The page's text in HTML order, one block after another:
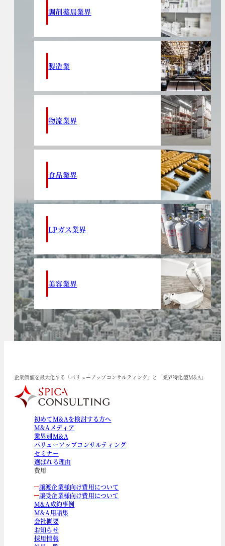
調剤薬局業界
製造業
物流業界
食品業界
LPガス業界
美容業界
企業価値を最大化する「バリューアップコンサルティング」と「業界特化型M&A」
初めてM&Aを検討する方へ
M&Aメディア
業界別M&A
バリューアップコンサルティング
セミナー
選ばれる理由
費用
譲渡企業様向け費用について
譲受企業様向け費用について
M&A成約事例
M&A用語集
会社概要
お知らせ
採用情報